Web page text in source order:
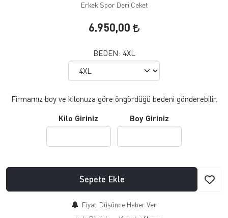
Erkek Spor Deri Ceket
6.950,00
BEDEN: 4XL
Firmamız boy ve kilonuza göre öngördüğü bedeni gönderebilir.
Kilo Giriniz Boy Giriniz
Sepete Ekle
Fiyatı Düşünce Haber Ver